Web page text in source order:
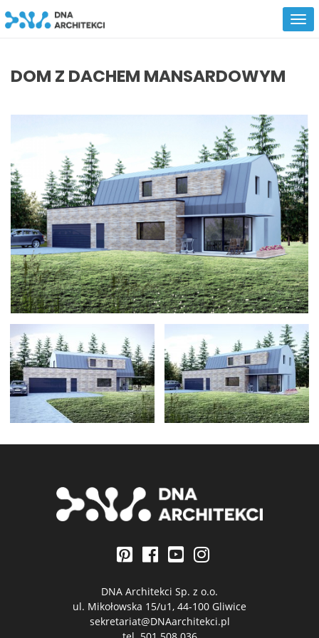
DOM Z DACHEM MANSARDOWYM
DNA Architekci Sp. z o.o.
ul. Mikołowska 15/u1, 44-100 Gliwice
sekretariat@DNAarchitekci.pl